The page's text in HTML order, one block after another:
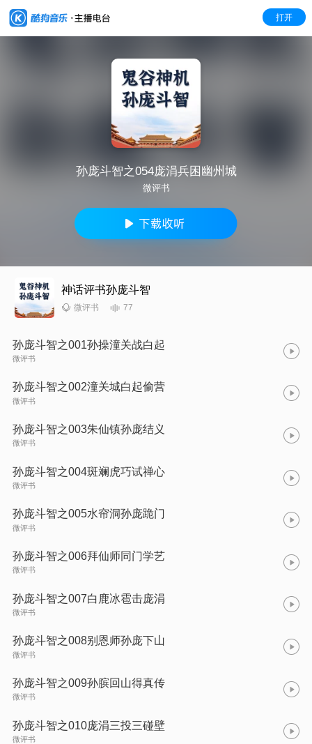
打开
孙庞斗智之054庞涓兵困幽州城
微评书
神话评书孙庞斗智
微评书 77
孙庞斗智之001孙操潼关战白起
微评书
孙庞斗智之002潼关城白起偷营
微评书
孙庞斗智之003朱仙镇孙庞结义
微评书
孙庞斗智之004斑斓虎巧试禅心
微评书
孙庞斗智之005水帘洞孙庞跪门
微评书
孙庞斗智之006拜仙师同门学艺
微评书
孙庞斗智之007白鹿冰雹击庞涓
微评书
孙庞斗智之008别恩师孙庞下山
微评书
孙庞斗智之009孙膑回山得真传
微评书
孙庞斗智之010庞涓三投三碰壁
微评书